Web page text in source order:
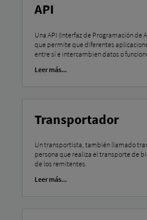
API
Una API (Interfaz de Programación de
que permite que diferentes
entre sí e intercambien datos o
Leer más...
Transportador
Un transportista, también llamado
persona que realiza el transporte de
de los remitentes.
Leer más...